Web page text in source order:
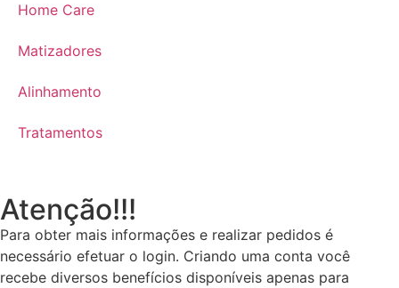
Home Care
Matizadores
Alinhamento
Tratamentos
Atenção!!!
Para obter mais informações e realizar pedidos é
necessário efetuar o login. Criando uma conta você
recebe diversos benefícios disponíveis apenas para